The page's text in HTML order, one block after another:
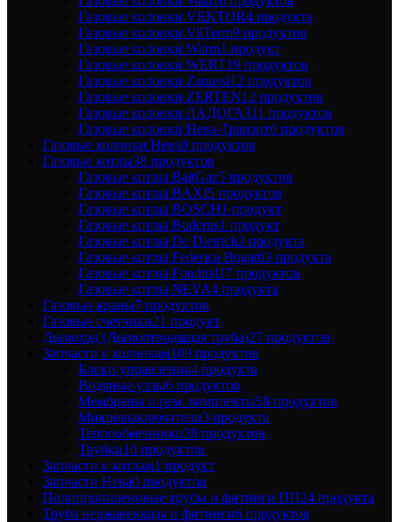
Газовые колонки VEKTOR4 продукта
Газовые колонки VilTerm9 продуктов
Газовые колонки Warm1 продукт
Газовые колонки WERT19 продуктов
Газовые колонки Zanussi12 продуктов
Газовые колонки ZERTEN12 продуктов
Газовые колонки ЛАДОГАЗ11 продуктов
Газовые колонки Нева-Транзит6 продуктов
Газовые колонки Нева0 продуктов
Газовые котлы38 продуктов
Газовые котлы BaltGaz5 продуктов
Газовые котлы BAXI5 продуктов
Газовые котлы BOSCH1 продукт
Газовые котлы Buderus1 продукт
Газовые котлы De Dietrich2 продукта
Газовые котлы Federica Bugatti3 продукта
Газовые котлы Fondital17 продуктов
Газовые котлы NEVA4 продукта
Газовые краны7 продуктов
Газовые счетчики21 продукт
Дымоход (Дымоотводящая труба)27 продуктов
Запчасти к колонкам109 продуктов
Блоки управления4 продукта
Водяные узлы6 продуктов
Мембраны и рем. комплекты58 продуктов
Микровыключатели3 продукта
Теплообменники28 продуктов
Трубки10 продуктов
Запчасти к котлам1 продукт
Запчасти Нева0 продуктов
Полипропиленовые трубы и фитинги ПП24 продукта
Труба нержавеющая и фитинги6 продуктов